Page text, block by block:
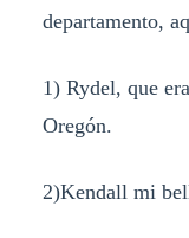
departamento,
1) Rydel, que
Oregón.
2)Kendall mi